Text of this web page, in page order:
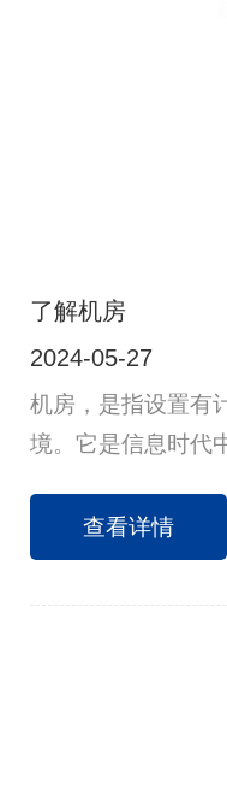
了解机房
2024-05-27
机房，是指设置有
境。它是信息时代
分析：设计标准
保机房的设计与建
查看详情